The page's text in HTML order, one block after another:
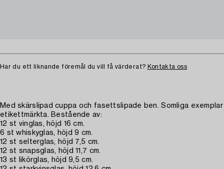
Har du ett liknande föremål du vill få värderat? Kontakta oss
Med skärslipad cuppa och fasettslipade ben. Somliga exemplar
etikettmärkta. Bestående av:
12 st vinglas, höjd 16 cm.
6 st whiskyglas, höjd 9 cm.
12 st selterglas, höjd 7,5 cm.
12 st snapsglas, höjd 11,7 cm.
13 st likörglas, höjd 9,5 cm.